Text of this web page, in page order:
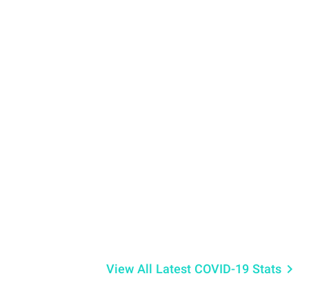
View All Latest COVID-19 Stats keyboard_arrow_right